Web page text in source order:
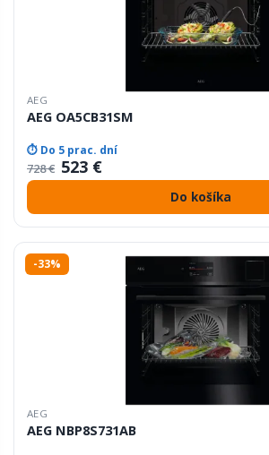
AEG
AEG OA5CB31SM
⏱ Do 5 prac. dní
728 € 523 €
Do košíka
-33%
AEG
AEG NBP8S731AB